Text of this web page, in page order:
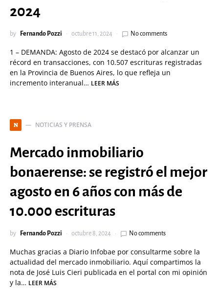
2024
by Fernando Pozzi octubre 11, 2024 No comments
1 – DEMANDA: Agosto de 2024 se destacó por alcanzar un
récord en transacciones, con 10.507 escrituras registradas
en la Provincia de Buenos Aires, lo que refleja un
incremento interanual… LEER MÁS
N NOTICIAS Y PRENSA
Mercado inmobiliario
bonaerense: se registró el mejor
agosto en 6 años con más de
10.000 escrituras
by Fernando Pozzi octubre 8, 2024 No comments
Muchas gracias a Diario Infobae por consultarme sobre la
actualidad del mercado inmobiliario. Aquí compartimos la
nota de José Luis Cieri publicada en el portal con mi opinión
y la… LEER MÁS